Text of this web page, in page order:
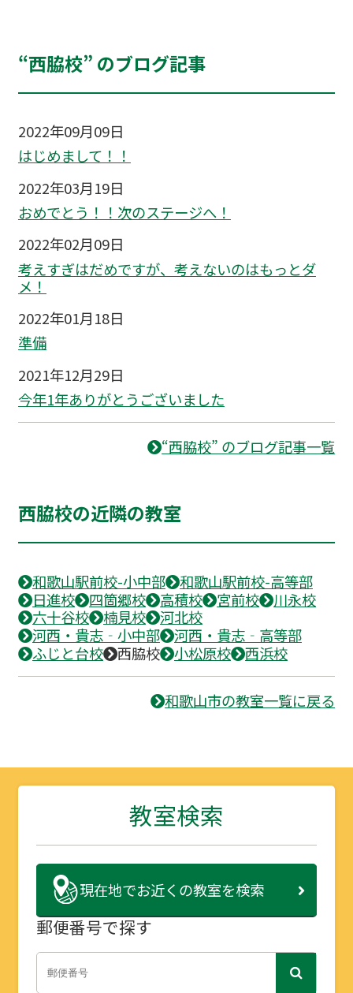
“西脇校” のブログ記事
2022年09月09日
はじめまして！！
2022年03月19日
おめでとう！！次のステージへ！
2022年02月09日
考えすぎはだめですが、考えないのはもっとダ
メ！
2022年01月18日
準備
2021年12月29日
今年1年ありがとうございました
“西脇校” のブログ記事一覧
西脇校の近隣の教室
和歌山駅前校-小中部
和歌山駅前校-高等部
日進校
四箇郷校 高積校 宮前校
川永校
六十谷校
楠見校
河北校
河西・貴志‐小中部
河西・貴志‐高等部
ふじと台校
西脇校 小松原校 西浜校
和歌山市の教室一覧に戻る
教室検索
現在地でお近くの教室を検索
郵便番号で探す